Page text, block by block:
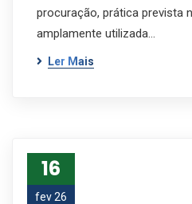
procuração, prática prevista
amplamente utilizada…
Ler Mais
16
fev 26